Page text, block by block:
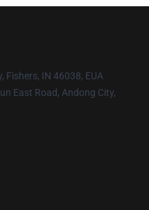
Fishers, IN 46038, EUA
East Road, Andong City,